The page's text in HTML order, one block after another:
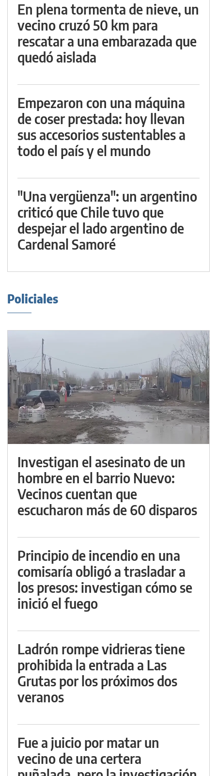
En plena tormenta de nieve, un
vecino cruzó 50 km para
rescatar a una embarazada que
quedó aislada
Empezaron con una máquina
de coser prestada: hoy llevan
sus accesorios sustentables a
todo el país y el mundo
"Una vergüenza": un argentino
criticó que Chile tuvo que
despejar el lado argentino de
Cardenal Samoré
Policiales
Investigan el asesinato de un
hombre en el barrio Nuevo:
Vecinos cuentan que
escucharon más de 60 disparos
Principio de incendio en una
comisaría obligó a trasladar a
los presos: investigan cómo se
inició el fuego
Ladrón rompe vidrieras tiene
prohibida la entrada a Las
Grutas por los próximos dos
veranos
Fue a juicio por matar un
vecino de una certera